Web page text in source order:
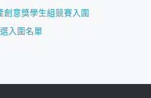
創意獎學生組競賽入圍
入圍名單